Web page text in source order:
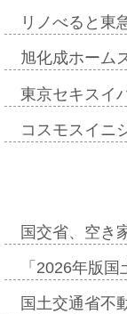
リノべると東
旭化成ホーム
東京セキスイ
コスモスイニ
国交省、空き
「2026年版
国土交通省不